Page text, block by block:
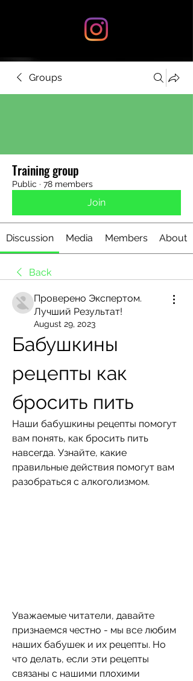
Groups
Training group
Public · 78 members
Join
Discussion Media Members About
Back
Проверено Экспертом.
Лучший Результат!
August 29, 2023
Бабушкины
рецепты как
бросить пить
Наши бабушкины рецепты помогут
вам понять, как бросить пить
навсегда. Узнайте, какие
правильные действия помогут вам
разобраться с алкоголизмом.
Уважаемые читатели, давайте
признаемся честно - мы все любим
наших бабушек и их рецепты. Но
что делать, если эти рецепты
связаны с нашими плохими